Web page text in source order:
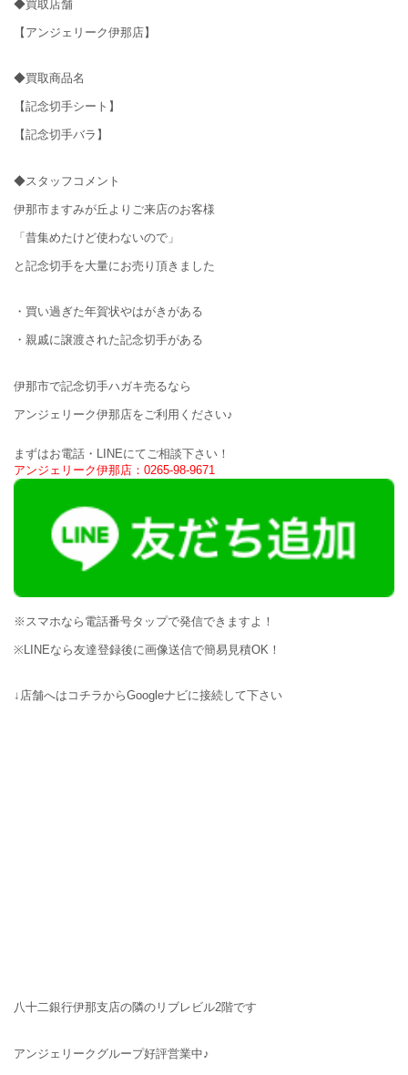
◆買取店舗
【アンジェリーク伊那店】
◆買取商品名
【記念切手シート】
【記念切手バラ】
◆スタッフコメント
伊那市ますみが丘よりご来店のお客様
「昔集めたけど使わないので」
と記念切手を大量にお売り頂きました
・買い過ぎた年賀状やはがきがある
・親戚に譲渡された記念切手がある
伊那市で記念切手ハガキ売るなら
アンジェリーク伊那店をご利用ください♪
まずはお電話・LINEにてご相談下さい！
アンジェリーク伊那店：0265-98-9671
※スマホなら電話番号タップで発信できますよ！
※LINEなら友達登録後に画像送信で簡易見積OK！
↓店舗へはコチラからGoogleナビに接続して下さい
八十二銀行伊那支店の隣のリブレビル2階です
アンジェリークグループ好評営業中♪